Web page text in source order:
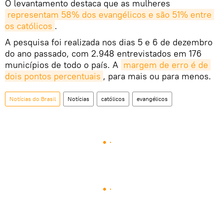
O levantamento destaca que as mulheres
representam 58% dos evangélicos e são 51% entre
os católicos .
A pesquisa foi realizada nos dias 5 e 6 de dezembro
do ano passado, com 2.948 entrevistados em 176
municípios de todo o país. A margem de erro é de
dois pontos percentuais , para mais ou para menos.
Notícias do Brasil Notícias católicos evangélicos